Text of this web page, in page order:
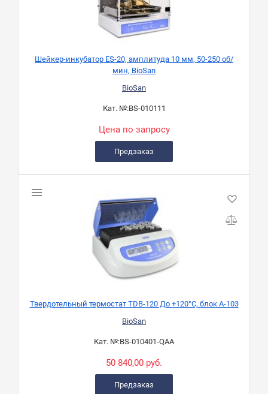
Шейкер-инкубатор ЕS-20, амплитуда 10 мм, 50-250 об/
мин, BioSan
BioSan
Кат. №:BS-010111
Цена по запросу
Предзаказ
Твердотельный термостат TDB-120 До +120°C, блок А-103
BioSan
Кат. №:BS-010401-QAA
50 840,00 руб.
Предзаказ